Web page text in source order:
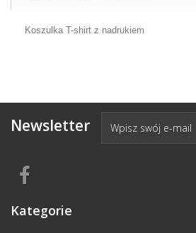
Koszulka T-shirt z nadrukiem
Newsletter
Kategorie